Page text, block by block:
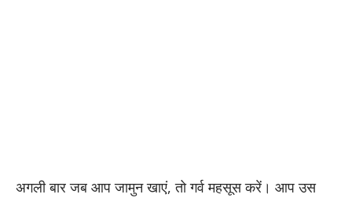
अगली बार जब आप जामुन खाएं, तो गर्व महसूस करें। आप उस